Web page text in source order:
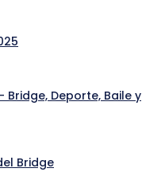
Deporte, Baile y
Bridge